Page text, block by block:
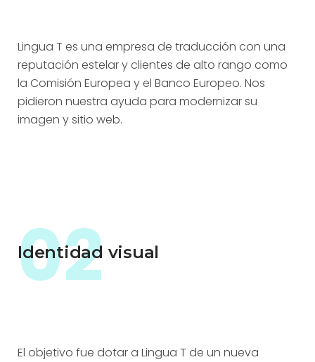
Lingua T es una empresa de traducción con una
reputación estelar y clientes de alto rango como
la Comisión Europea y el Banco Europeo. Nos
pidieron nuestra ayuda para modernizar su
imagen y sitio web.
02
Identidad visual
El objetivo fue dotar a Lingua T de un nueva